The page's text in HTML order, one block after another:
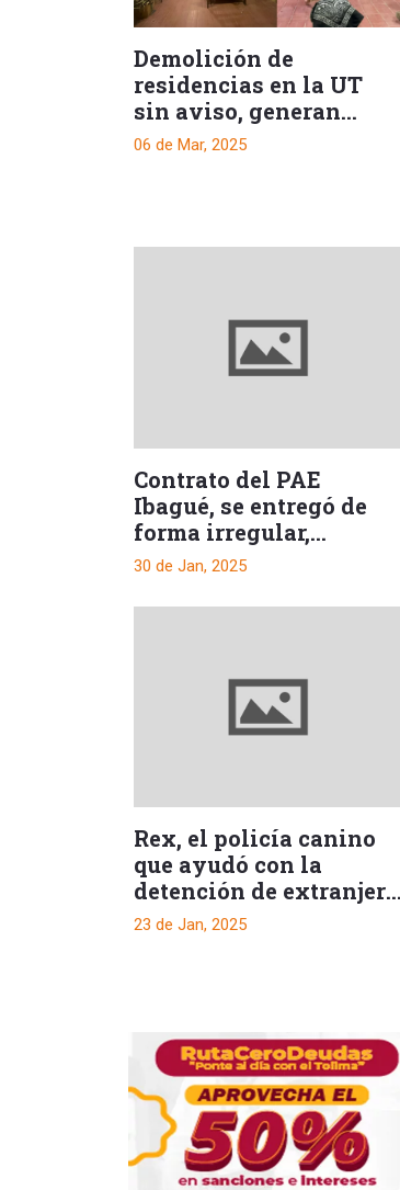
Demolición de
residencias en la UT
sin aviso, generan
indignación
06 de Mar, 2025
Contrato del PAE
Ibagué, se entregó de
forma irregular,
Procuraduría investiga
30 de Jan, 2025
Rex, el policía canino
que ayudó con la
detención de extranjero
que llevaba droga en su
23 de Jan, 2025